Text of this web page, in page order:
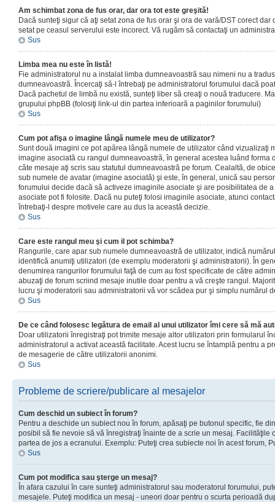
Am schimbat zona de fus orar, dar ora tot este greşită!
Dacă sunteţi sigur că aţi setat zona de fus orar şi ora de vară/DST corect
setat pe ceasul serverului este incorect. Vă rugăm să contactaţi un
Sus
Limba mea nu este în listă!
Fie administratorul nu a instalat limba dumneavoastră sau nimeni nu a
dumneavoastră. Încercaţi să-l întrebaţi pe administratorul forumului dacă
Dacă pachetul de limbă nu există, sunteţi liber să creaţi o nouă traducere.
grupului phpBB (folosiţi link-ul din partea inferioară a paginilor forumului)
Sus
Cum pot afişa o imagine lângă numele meu de utilizator?
Sunt două imagini ce pot apărea lângă numele de utilizator când vizualizaţi
imagine asociată cu rangul dumneavoastră, în general acestea luând forma
câte mesaje aţi scris sau statutul dumneavoastră pe forum. Cealaltă, de
sub numele de avatar (imagine asociată) şi este, în general, unică sau
forumului decide dacă să activeze imaginile asociate şi are posibilitatea de
asociate pot fi folosite. Dacă nu puteţi folosi imaginile asociate, atunci
întrebaţi-l despre motivele care au dus la această decizie.
Sus
Care este rangul meu şi cum il pot schimba?
Rangurile, care apar sub numele dumneavoastră de utilizator, indică
identifică anumiţi utilizatori (de exemplu moderatorii şi administratorii). În
denumirea rangurilor forumului faţă de cum au fost specificate de către
abuzaţi de forum scriind mesaje inutile doar pentru a vă creşte rangul.
lucru şi moderatorii sau administratorii vă vor scădea pur şi simplu numărul
Sus
De ce când folosesc legătura de email al unui utilizator îmi cere să mă
Doar utilizatorii înregistraţi pot trimite mesaje altor utilizatori prin formularul
administratorul a activat această facilitate. Acest lucru se întamplă pentru a
de mesagerie de către utilizatorii anonimi.
Sus
Probleme de scriere/publicare al mesajelor
Cum deschid un subiect în forum?
Pentru a deschide un subiect nou în forum, apăsaţi pe butonul specific, fie
posibil să fie nevoie să vă înregistraţi înainte de a scrie un mesaj. Facilităţile
partea de jos a ecranului. Exemplu: Puteţi crea subiecte noi în acest forum,
Sus
Cum pot modifica sau şterge un mesaj?
În afara cazului în care sunteţi administratorul sau moderatorul forumului,
mesajele. Puteţi modifica un mesaj - uneori doar pentru o scurta perioadă